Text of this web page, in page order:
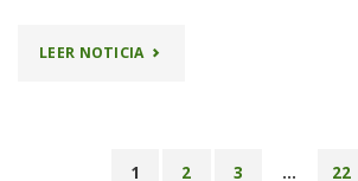
LEER NOTICIA"CIMAS
1 2 3 … 22